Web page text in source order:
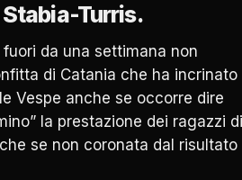
Turris.
fuori da una settimana non
di Catania che ha incrinato
Vespe anche se occorre dire
la prestazione dei ragazzi di
se non coronata dal risultato